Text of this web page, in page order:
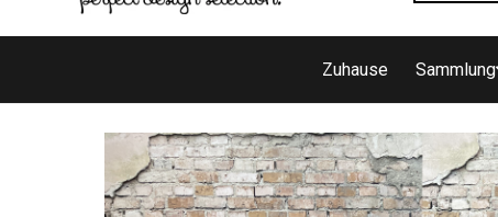
Zuhause Sammlung